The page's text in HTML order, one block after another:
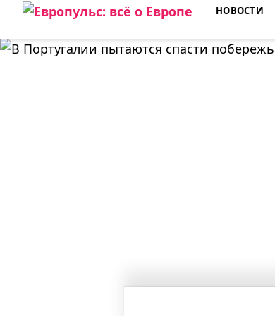
Skip
content
ЕВРОПУЛЬС: ВСЁ О ЕВРОПЕ
НОВОСТИ